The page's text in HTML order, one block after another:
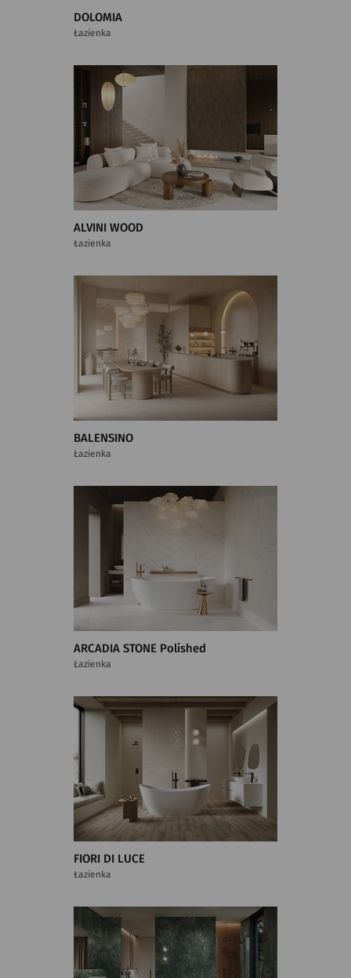
DOLOMIA
Łazienka
ALVINI WOOD
Łazienka
BALENSINO
Łazienka
ARCADIA STONE Polished
Łazienka
FIORI DI LUCE
Łazienka